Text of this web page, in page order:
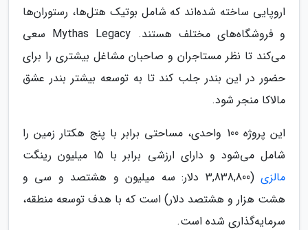
اروپایی ساخته شده‌اند که شامل بوتیک هتل‌ها، رستوران‌ها
و فروشگاه‌های مختلف هستند. Mythas Legacy سعی
می‌کند تا نظر مستاجران و صاحبان مشاغل بیشتری را برای
حضور در این بندر جلب کند تا به توسعه بیشتر بندر عشق
مالاکا منجر شود.
این پروژه 100 واحدی، مساحتی برابر با پنج هکتار زمین را
شامل می‌شود و دارای ارزشی برابر با 15 میلیون رینگت
مالزی
(3,838,800 دلار: سه میلیون و هشتصد و سی و
هشت هزار و هشتصد دلار) است که با هدف توسعه منطقه،
سرمایه‌گذاری شده است.